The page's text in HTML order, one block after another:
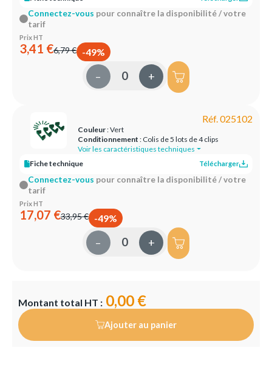
Connectez-vous pour connaître la disponibilité / votre
tarif
Prix HT
3,41 €6,79 € -49%
– +
Réf. 025102
Couleur: Vert
Conditionnement : Colis de 5 lots de 4 clips
Voir les caractéristiques techniques
Fiche technique
Télécharger
Connectez-vous pour connaître la disponibilité / votre
tarif
Prix HT
17,07 €33,95 € -49%
– +
Montant total HT : 0,00 €
Ajouter au panier